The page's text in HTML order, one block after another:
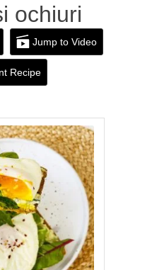
ochiuri
Jump to Video
Recipe